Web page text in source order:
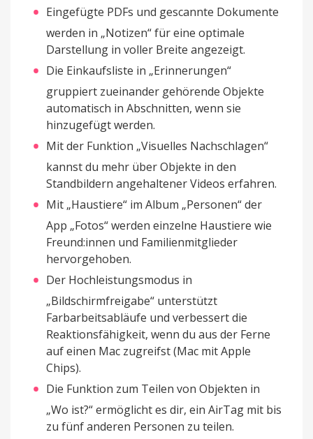
Eingefügte PDFs und gescannte Dokumente
werden in „Notizen“ für eine optimale
Darstellung in voller Breite angezeigt.
Die Einkaufsliste in „Erinnerungen“
gruppiert zueinander gehörende Objekte
automatisch in Abschnitten, wenn sie
hinzugefügt werden.
Mit der Funktion „Visuelles Nachschlagen“
kannst du mehr über Objekte in den
Standbildern angehaltener Videos erfahren.
Mit „Haustiere“ im Album „Personen“ der
App „Fotos“ werden einzelne Haustiere wie
Freund:innen und Familienmitglieder
hervorgehoben.
Der Hochleistungsmodus in
„Bildschirmfreigabe“ unterstützt
Farbarbeitsabläufe und verbessert die
Reaktionsfähigkeit, wenn du aus der Ferne
auf einen Mac zugreifst (Mac mit Apple
Chips).
Die Funktion zum Teilen von Objekten in
„Wo ist?“ ermöglicht es dir, ein AirTag mit bis
zu fünf anderen Personen zu teilen.